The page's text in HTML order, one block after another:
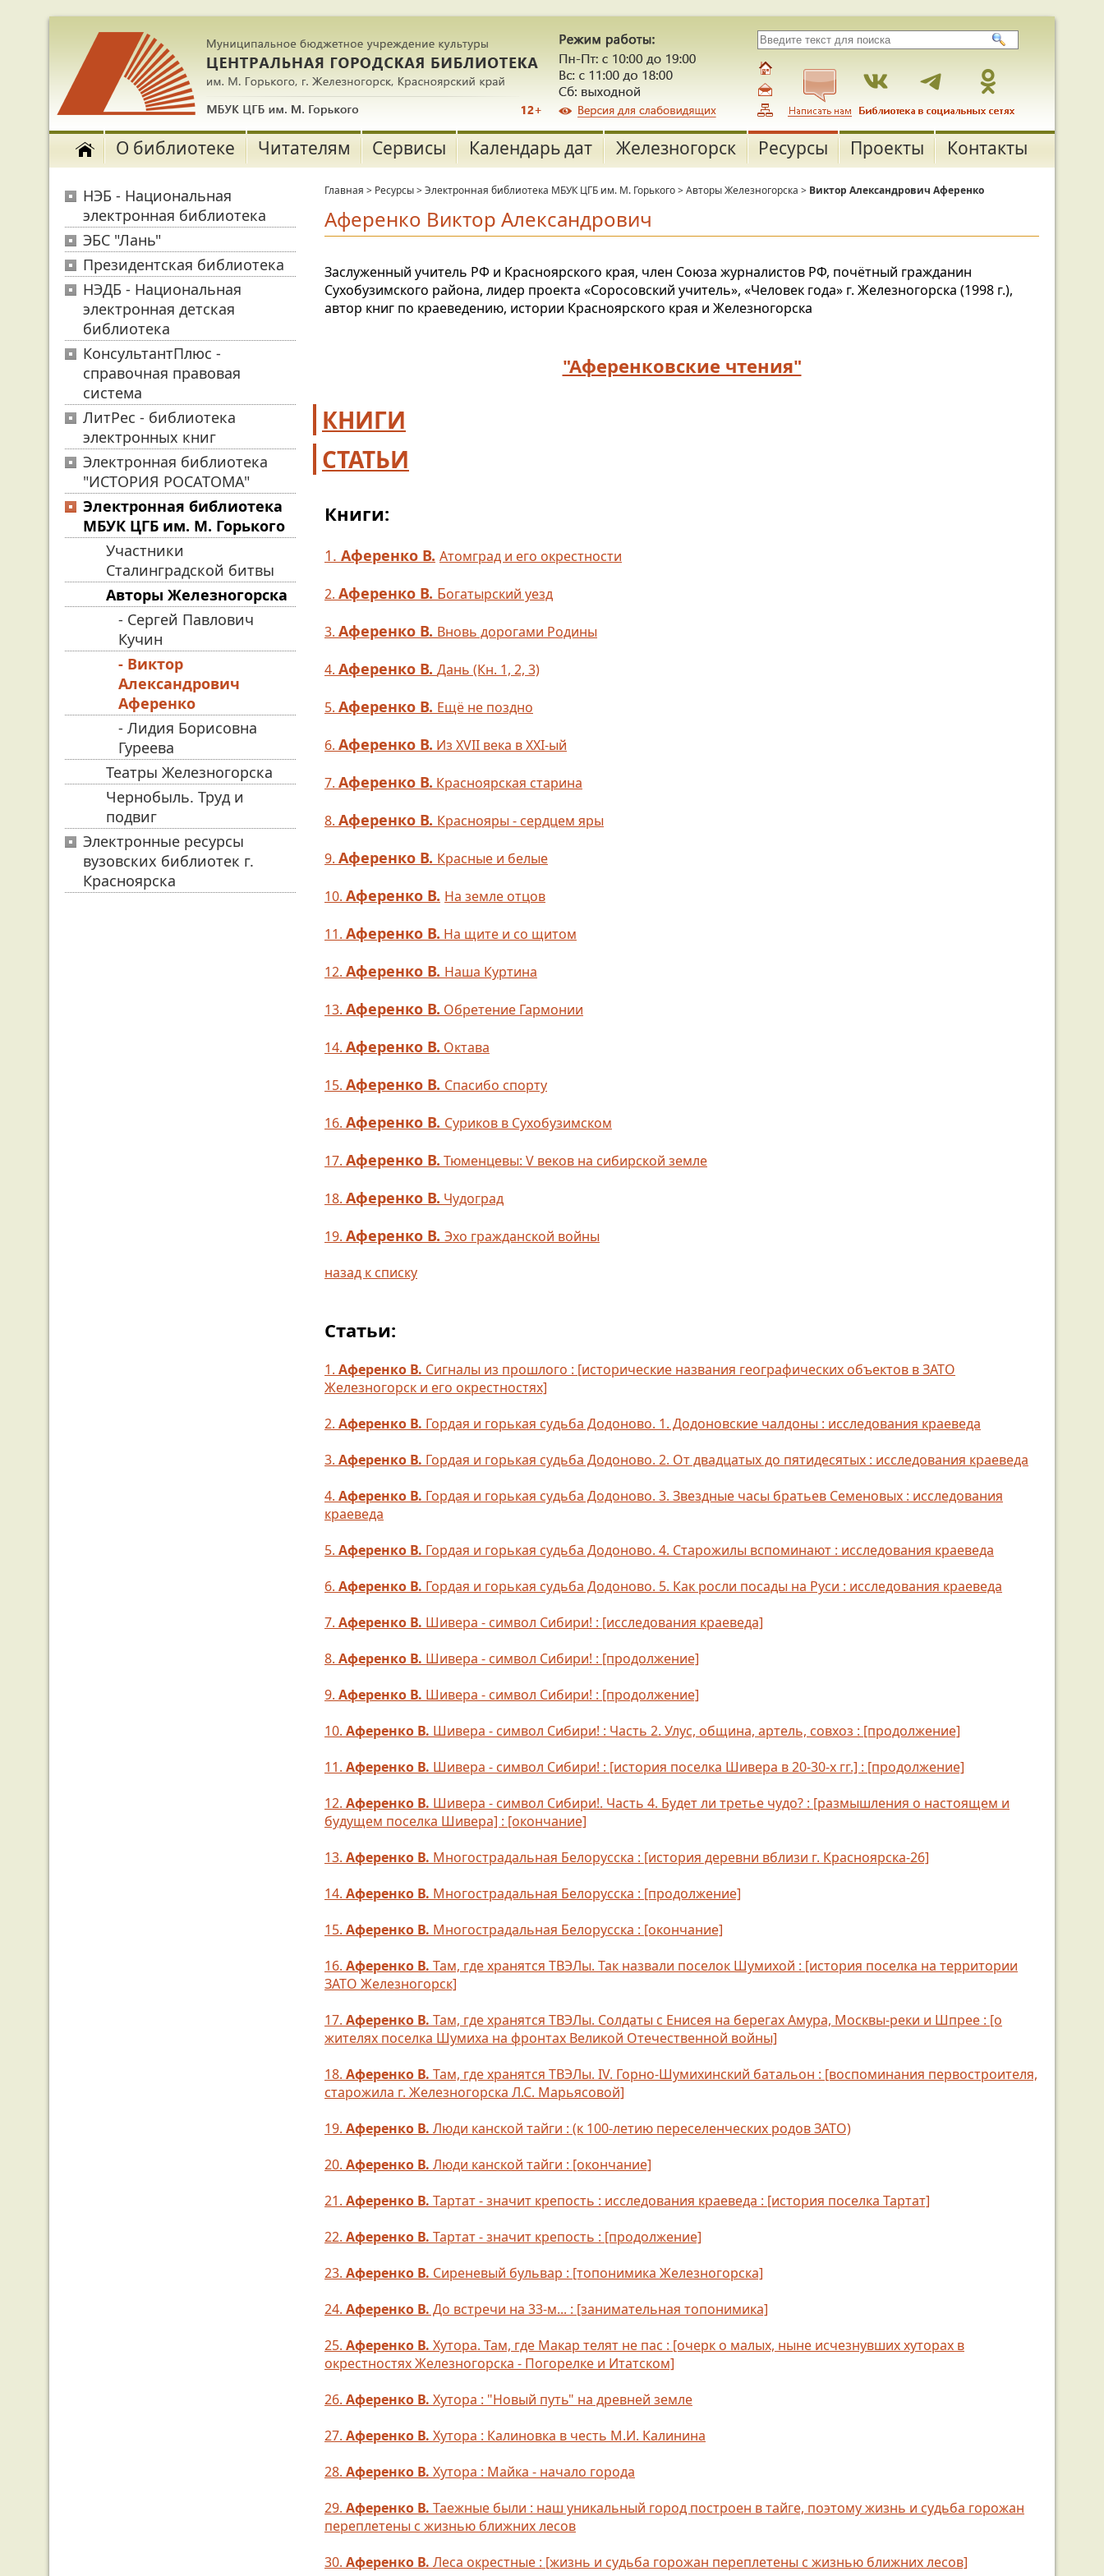
О библиотеке Читателям Сервисы Календарь дат Железногорск Ресурсы Проекты Контакты
НЭБ - Национальная
электронная библиотека
ЭБС "Лань"
Президентская библиотека
НЭДБ - Национальная
электронная детская
библиотека
КонсультантПлюс -
справочная правовая
система
ЛитРес - библиотека
электронных книг
Электронная библиотека
"ИСТОРИЯ РОСАТОМА"
Электронная библиотека
МБУК ЦГБ им. М. Горького
Участники
Сталинградской битвы
Авторы Железногорска
- Сергей Павлович
Кучин
- Виктор
Александрович
Аференко
- Лидия Борисовна
Гуреева
Театры Железногорска
Чернобыль. Труд и
подвиг
Электронные ресурсы
вузовских библиотек г.
Красноярска
Главная > Ресурсы>Электронная библиотека МБУК ЦГБ им. М. Горького>Авторы Железногорска > Виктор Александрович Аференко
Аференко Виктор Александрович
Заслуженный учитель РФ и Красноярского края, член Союза журналистов РФ, почётный гражданин
Сухобузимского района, лидер проекта «Соросовский учитель», «Человек года» г. Железногорска (1998 г.),
автор книг по краеведению, истории Красноярского края и Железногорска
"Аференковские чтения"
КНИГИ
СТАТЬИ
Книги:
1. Аференко В. Атомград и его окрестности
2. Аференко В. Богатырский уезд
3. Аференко В. Вновь дорогами Родины
4. Аференко В. Дань (Кн. 1, 2, 3)
5. Аференко В. Ещё не поздно
6. Аференко В. Из XVII века в XXI-ый
7. Аференко В. Красноярская старина
8. Аференко В. Краснояры - сердцем яры
9. Аференко В. Красные и белые
10. Аференко В. На земле отцов
11. Аференко В. На щите и со щитом
12. Аференко В. Наша Куртина
13. Аференко В. Обретение Гармонии
14. Аференко В. Октава
15. Аференко В. Спасибо спорту
16. Аференко В. Суриков в Сухобузимском
17. Аференко В. Тюменцевы: V веков на сибирской земле
18. Аференко В. Чудоград
19. Аференко В. Эхо гражданской войны
назад к списку
Статьи:
1. Аференко В. Сигналы из прошлого : [исторические названия географических объектов в ЗАТО
Железногорск и его окрестностях]
2. Аференко В. Гордая и горькая судьба Додоново. 1. Додоновские чалдоны : исследования краеведа
3. Аференко В. Гордая и горькая судьба Додоново. 2. От двадцатых до пятидесятых : исследования краеведа
4. Аференко В. Гордая и горькая судьба Додоново. 3. Звездные часы братьев Семеновых : исследования
краеведа
5. Аференко В. Гордая и горькая судьба Додоново. 4. Старожилы вспоминают : исследования краеведа
6. Аференко В. Гордая и горькая судьба Додоново. 5. Как росли посады на Руси : исследования краеведа
7. Аференко В. Шивера - символ Сибири! : [исследования краеведа]
8. Аференко В. Шивера - символ Сибири! : [продолжение]
9. Аференко В. Шивера - символ Сибири! : [продолжение]
10. Аференко В. Шивера - символ Сибири! : Часть 2. Улус, община, артель, совхоз : [продолжение]
11. Аференко В. Шивера - символ Сибири! : [история поселка Шивера в 20-30-х гг.] : [продолжение]
12. Аференко В. Шивера - символ Сибири!. Часть 4. Будет ли третье чудо? : [размышления о настоящем и
будущем поселка Шивера] : [окончание]
13. Аференко В. Многострадальная Белорусска : [история деревни вблизи г. Красноярска-26]
14. Аференко В. Многострадальная Белорусска : [продолжение]
15. Аференко В. Многострадальная Белорусска : [окончание]
16. Аференко В. Там, где хранятся ТВЭЛы. Так назвали поселок Шумихой : [история поселка на территории
ЗАТО Железногорск]
17. Аференко В. Там, где хранятся ТВЭЛы. Солдаты с Енисея на берегах Амура, Москвы-реки и Шпрее : [о
жителях поселка Шумиха на фронтах Великой Отечественной войны]
18. Аференко В. Там, где хранятся ТВЭЛы. IV. Горно-Шумихинский батальон : [воспоминания первостроителя,
старожила г. Железногорска Л.С. Марьясовой]
19. Аференко В. Люди канской тайги : (к 100-летию переселенческих родов ЗАТО)
20. Аференко В. Люди канской тайги : [окончание]
21. Аференко В. Тартат - значит крепость : исследования краеведа : [история поселка Тартат]
22. Аференко В. Тартат - значит крепость : [продолжение]
23. Аференко В. Сиреневый бульвар : [топонимика Железногорска]
24. Аференко В. До встречи на 33-м... : [занимательная топонимика]
25. Аференко В. Хутора. Там, где Макар телят не пас : [очерк о малых, ныне исчезнувших хуторах в
окрестностях Железногорска - Погорелке и Итатском]
26. Аференко В. Хутора : "Новый путь" на древней земле
27. Аференко В. Хутора : Калиновка в честь М.И. Калинина
28. Аференко В. Хутора : Майка - начало города
29. Аференко В. Таежные были : наш уникальный город построен в тайге, поэтому жизнь и судьба горожан
переплетены с жизнью ближних лесов
30. Аференко В. Леса окрестные : [жизнь и судьба горожан переплетены с жизнью ближних лесов]